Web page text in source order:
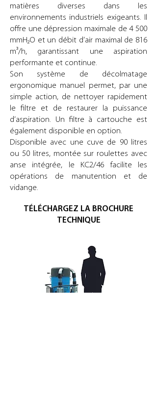
matières diverses dans les
environnements industriels exigeants. Il
offre une dépression maximale de 4 500
mmH₂O et un débit d’air maximal de 816
m³/h, garantissant une aspiration
performante et continue.
Son système de décolmatage
ergonomique manuel permet, par une
simple action, de nettoyer rapidement
le filtre et de restaurer la puissance
d’aspiration. Un filtre à cartouche est
également disponible en option.
Disponible avec une cuve de 90 litres
ou 50 litres, montée sur roulettes avec
anse intégrée, le KC2/46 facilite les
opérations de manutention et de
vidange.
TÉLÉCHARGEZ LA BROCHURE
TECHNIQUE